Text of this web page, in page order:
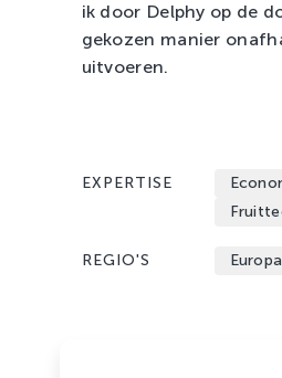
ik door Delphy op de
gekozen manier
uitvoeren.
EXPERTISE
REGIO'S Europa